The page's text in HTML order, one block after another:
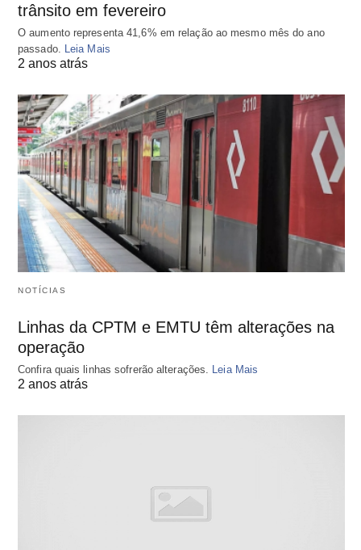
trânsito em fevereiro
O aumento representa 41,6% em relação ao mesmo mês do ano
passado.
Leia Mais
2 anos atrás
NOTÍCIAS
Linhas da CPTM e EMTU têm alterações na
operação
Confira quais linhas sofrerão alterações. Leia Mais
2 anos atrás